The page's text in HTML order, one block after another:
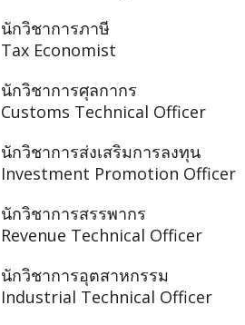
นักวิชาการภาษี
Tax Economist
นักวิชาการศุลกากร
Customs Technical Officer
นักวิชาการส่งเสริมการลงทุน
Investment Promotion Officer
นักวิชาการสรรพากร
Revenue Technical Officer
นักวิชาการอุตสาหกรรม
Industrial Technical Officer